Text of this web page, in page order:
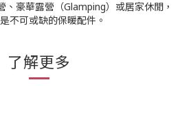
、豪華露營（Glamping）或居家休閒，
不可或缺的保暖配件。
了解更多